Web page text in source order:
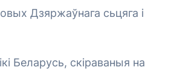
Дзяржаўнага сьцяга і
Беларусь, скіраваныя на